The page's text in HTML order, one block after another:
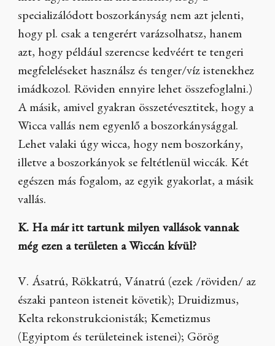
specializálódott boszorkányság nem azt jelenti,
hogy pl. csak a tengerért varázsolhatsz, hanem
azt, hogy például szerencse kedvéért te tengeri
megfeleléseket használsz és tenger/víz istenekhez
imádkozol. Röviden ennyire lehet összefoglalni.)
A másik, amivel gyakran összetévesztitek, hogy a
Wicca vallás nem egyenlő a boszorkánysággal.
Lehet valaki úgy wicca, hogy nem boszorkány,
illetve a boszorkányok se feltétlenül wiccák. Két
egészen más fogalom, az egyik gyakorlat, a másik
vallás.
K. Ha már itt tartunk milyen vallások vannak
még ezen a területen a Wiccán kívül?
V. Ásatrú, Rökkatrú, Vánatrú (ezek /röviden/ az
északi panteon isteneit követik); Druidizmus,
Kelta rekonstrukcionisták; Kemetizmus
(Egyiptom és területeinek istenei); Görög